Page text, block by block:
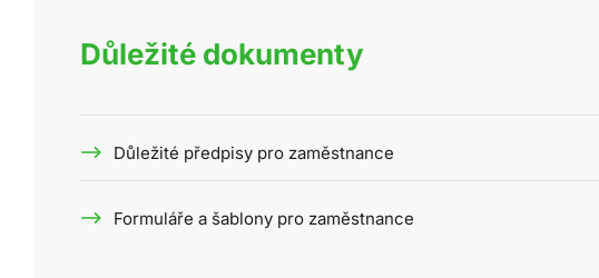
Důležité dokumenty
Důležité předpisy pro zaměstnance
Formuláře a šablony pro zaměstnance